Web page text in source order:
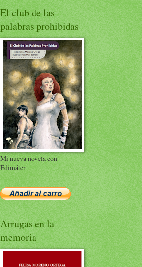
El club de las
palabras prohibidas
Mi nueva novela con
Edimáter
Arrugas en la
memoria